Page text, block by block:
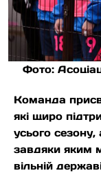
Фото:
Команда
які щиро
усього
завдяки яким
вільній